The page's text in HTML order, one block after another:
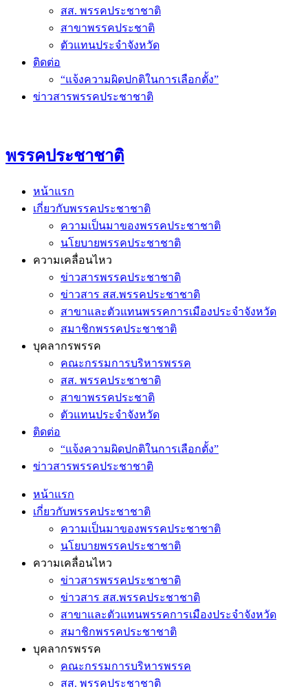
สส. พรรคประชาชาติ
สาขาพรรคประชาติ
ตัวแทนประจำจังหวัด
ติดต่อ
“แจ้งความผิดปกติในการเลือกตั้ง”
ข่าวสารพรรคประชาชาติ
พรรคประชาชาติ
หน้าแรก
เกี่ยวกับพรรคประชาชาติ
ความเป็นมาของพรรคประชาชาติ
นโยบายพรรคประชาชาติ
ความเคลื่อนไหว
ข่าวสารพรรคประชาชาติ
ข่าวสาร สส.พรรคประชาชาติ
สาขาและตัวแทนพรรคการเมืองประจำจังหวัด
สมาชิกพรรคประชาชาติ
บุคลากรพรรค
คณะกรรมการบริหารพรรค
สส. พรรคประชาชาติ
สาขาพรรคประชาติ
ตัวแทนประจำจังหวัด
ติดต่อ
“แจ้งความผิดปกติในการเลือกตั้ง”
ข่าวสารพรรคประชาชาติ
หน้าแรก
เกี่ยวกับพรรคประชาชาติ
ความเป็นมาของพรรคประชาชาติ
นโยบายพรรคประชาชาติ
ความเคลื่อนไหว
ข่าวสารพรรคประชาชาติ
ข่าวสาร สส.พรรคประชาชาติ
สาขาและตัวแทนพรรคการเมืองประจำจังหวัด
สมาชิกพรรคประชาชาติ
บุคลากรพรรค
คณะกรรมการบริหารพรรค
สส. พรรคประชาชาติ